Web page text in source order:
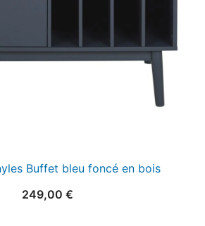
Buffet bleu foncé en bois
249,00 €